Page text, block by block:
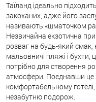
Таїланд ідеально
закоханих, адже його
називають «шматочком
Незвичайна екзотична
розваг на будь-який смак,
мальовничі пляжі і бухти,
потрібно для створення
атмосфери. Поєднавши це
комфортабельному
незабутню подорож.